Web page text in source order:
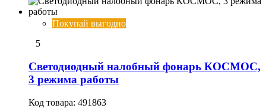
Покупай выгодно
5
Светодиодный налобный фонарь КОСМОС,
3 режима работы
Код товара: 491863